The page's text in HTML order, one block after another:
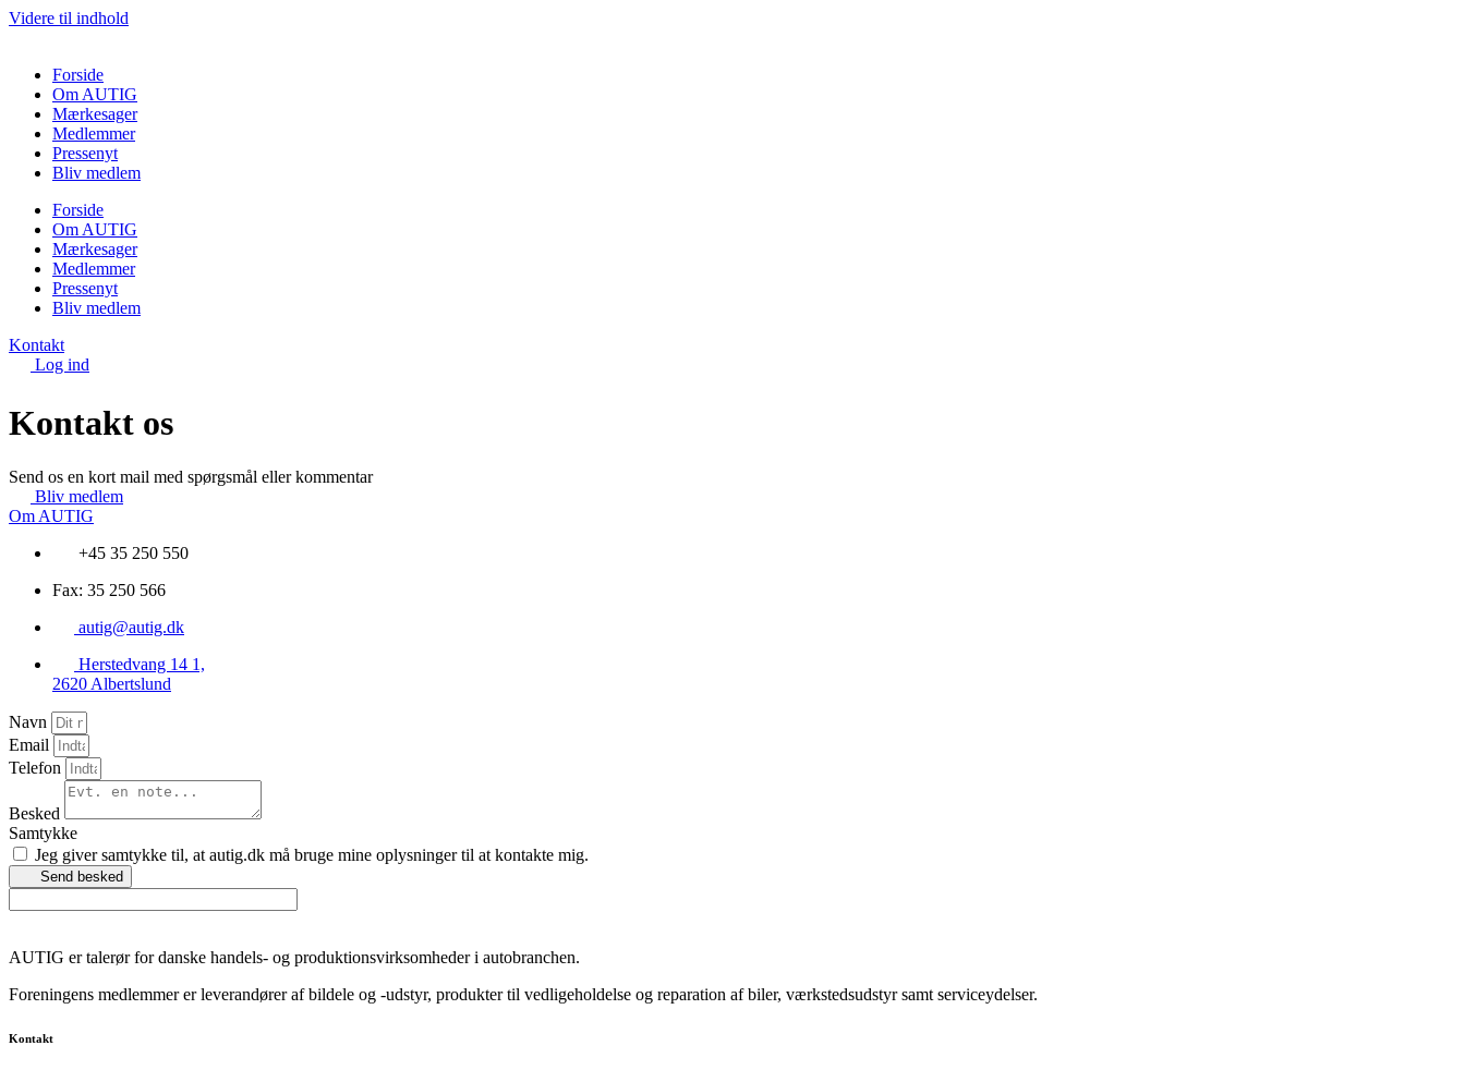
Videre til indhold
Forside
Om AUTIG
Mærkesager
Medlemmer
Pressenyt
Bliv medlem
Forside
Om AUTIG
Mærkesager
Medlemmer
Pressenyt
Bliv medlem
Kontakt
Log ind
Kontakt os
Send os en kort mail med spørgsmål eller kommentar
Bliv medlem
Om AUTIG
+45 35 250 550
Fax: 35 250 566
autig@autig.dk
Herstedvang 14 1,
2620 Albertslund
Navn
Email
Telefon
Besked
Samtykke
Jeg giver samtykke til, at autig.dk må bruge mine oplysninger til at kontakte mig.
Send besked
AUTIG er talerør for danske handels- og produktionsvirksomheder i autobranchen.
Foreningens medlemmer er leverandører af bildele og -udstyr, produkter til vedligeholdelse og reparation af biler, værkstedsudstyr samt serviceydelser.
Kontakt